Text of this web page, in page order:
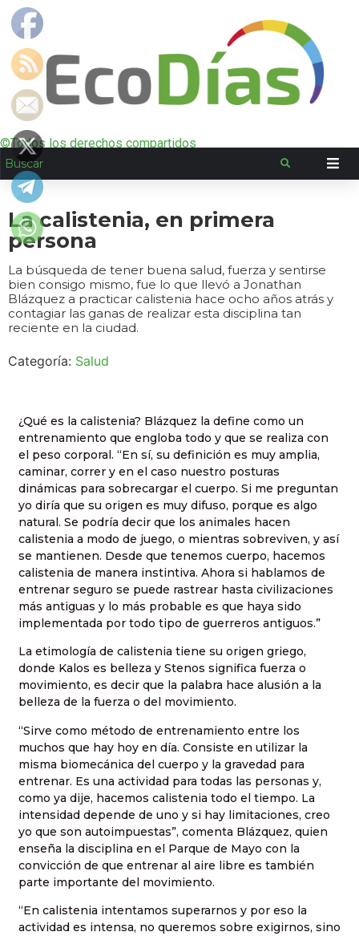
©Todos los derechos compartidos
La calistenia, en primera
persona
La búsqueda de tener buena salud, fuerza y sentirse
bien consigo mismo, fue lo que llevó a Jonathan
Blázquez a practicar calistenia hace ocho años atrás y
contagiar las ganas de realizar esta disciplina tan
reciente en la ciudad.
Categoría: Salud
¿Qué es la calistenia? Blázquez la define como un
entrenamiento que engloba todo y que se realiza con
el peso corporal. “En sí, su definición es muy amplia,
caminar, correr y en el caso nuestro posturas
dinámicas para sobrecargar el cuerpo. Si me preguntan
yo diría que su origen es muy difuso, porque es algo
natural. Se podría decir que los animales hacen
calistenia a modo de juego, o mientras sobreviven, y así
se mantienen. Desde que tenemos cuerpo, hacemos
calistenia de manera instintiva. Ahora si hablamos de
entrenar seguro se puede rastrear hasta civilizaciones
más antiguas y lo más probable es que haya sido
implementada por todo tipo de guerreros antiguos.”
La etimología de calistenia tiene su origen griego,
donde Kalos es belleza y Stenos significa fuerza o
movimiento, es decir que la palabra hace alusión a la
belleza de la fuerza o del movimiento.
“Sirve como método de entrenamiento entre los
muchos que hay hoy en día. Consiste en utilizar la
misma biomecánica del cuerpo y la gravedad para
entrenar. Es una actividad para todas las personas y,
como ya dije, hacemos calistenia todo el tiempo. La
intensidad depende de uno y si hay limitaciones, creo
yo que son autoimpuestas”, comenta Blázquez, quien
enseña la disciplina en el Parque de Mayo con la
convicción de que entrenar al aire libre es también
parte importante del movimiento.
“En calistenia intentamos superarnos y por eso la
actividad es intensa, no queremos sobre exigirnos, sino